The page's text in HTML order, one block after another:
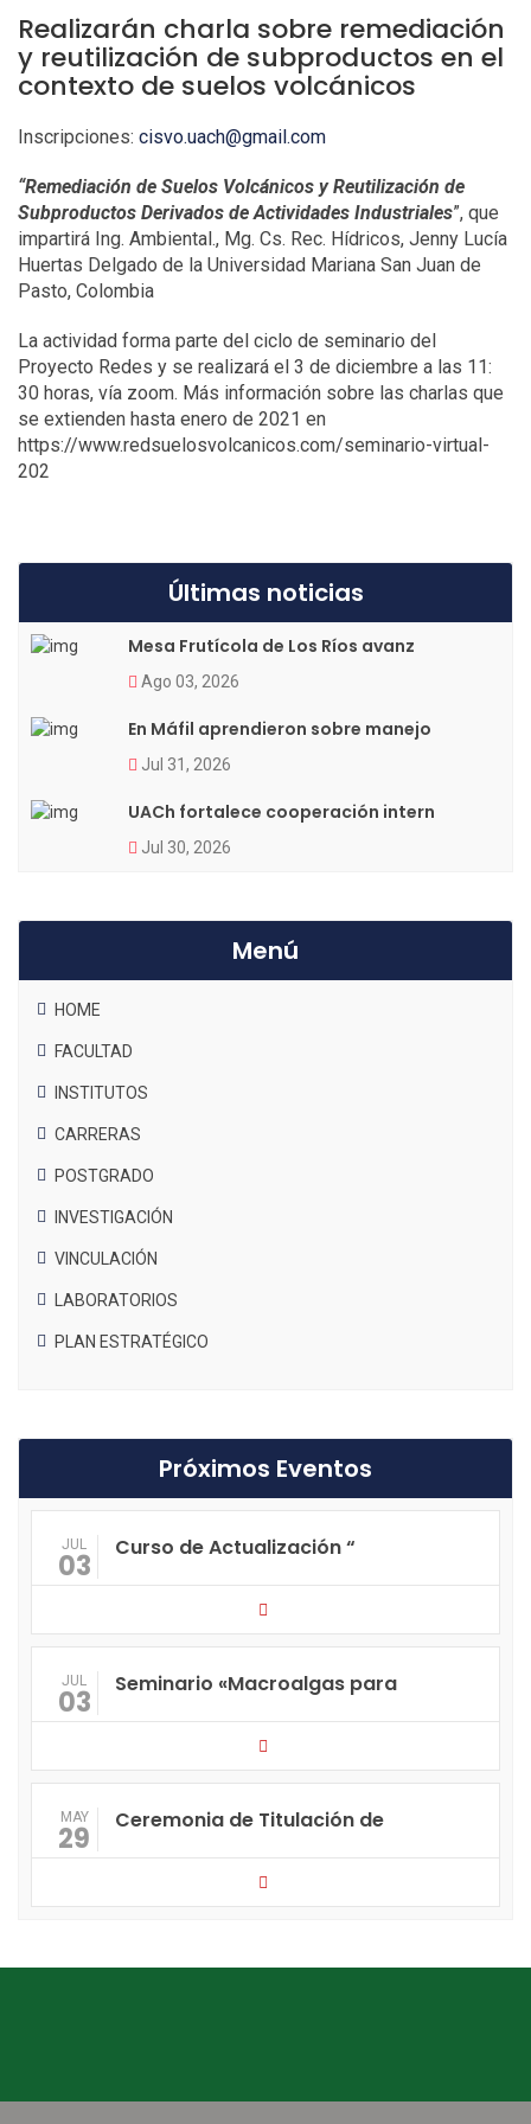
Realizarán charla sobre remediación
y reutilización de subproductos en el
contexto de suelos volcánicos
Inscripciones: cisvo.uach@gmail.com
“Remediación de Suelos Volcánicos y Reutilización de
Subproductos Derivados de Actividades Industriales”, que
impartirá Ing. Ambiental., Mg. Cs. Rec. Hídricos, Jenny Lucía
Huertas Delgado de la Universidad Mariana San Juan de
Pasto, Colombia
La actividad forma parte del ciclo de seminario del
Proyecto Redes y se realizará el 3 de diciembre a las 11:
30 horas, vía zoom. Más información sobre las charlas que
se extienden hasta enero de 2021 en
https://www.redsuelosvolcanicos.com/seminario-virtual-
202
Últimas noticias
Mesa Frutícola de Los Ríos avanz
Ago 03, 2026
En Máfil aprendieron sobre manejo
Jul 31, 2026
UACh fortalece cooperación intern
Jul 30, 2026
Menú
HOME
FACULTAD
INSTITUTOS
CARRERAS
POSTGRADO
INVESTIGACIÓN
VINCULACIÓN
LABORATORIOS
PLAN ESTRATÉGICO
Próximos Eventos
JUL
03
Curso de Actualización “
JUL
03
Seminario «Macroalgas para
MAY
29
Ceremonia de Titulación de